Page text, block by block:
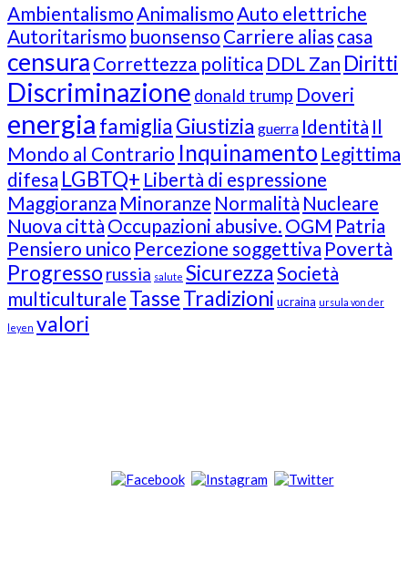
Ambientalismo Animalismo Auto elettriche
Autoritarismo buonsenso Carriere alias casa
censura Correttezza politica DDL Zan Diritti
Discriminazione donald trump Doveri
energia famigliaGiustizia guerra Identità Il
Mondo al Contrario Inquinamento Legittima
difesa LGBTQ+ Libertà di espressione
Maggioranza Minoranze Normalità Nucleare
Nuova città Occupazioni abusive. OGM Patria
Pensiero unico Percezione soggettiva Povertà
Progresso russia salute SicurezzaSocietà
multiculturale TasseTradizioni ucraina ursula von der
leyen valori